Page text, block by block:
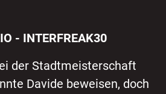
- INTERFREAK30
der Stadtmeisterschaft
Davide beweisen, doch